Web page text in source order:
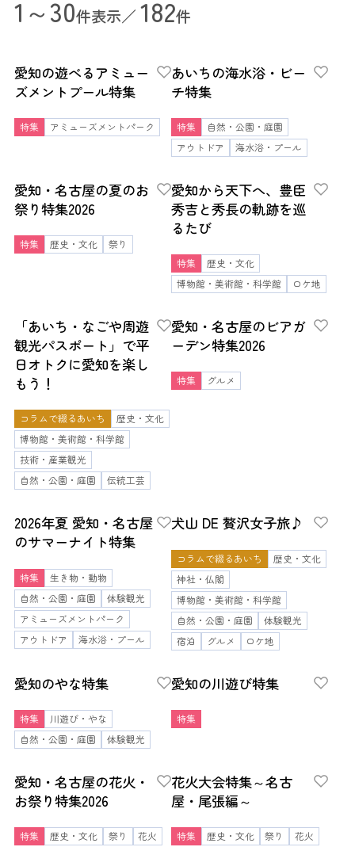
1～30件表示／ 182件
愛知の遊べるアミュー
ズメントプール特集
特集 アミューズメントパーク
あいちの海水浴・ビー
チ特集
特集
自然・公園・庭園
アウトドア
海水浴・プール
愛知・名古屋の夏のお
祭り特集2026
特集 歴史・文化 祭り
愛知から天下へ、豊臣
秀吉と秀長の軌跡を巡
るたび
特集
歴史・文化
博物館・美術館・科学館
ロケ地
「あいち・なごや周遊
観光パスポート」で平
日オトクに愛知を楽し
もう！
コラムで綴るあいち
歴史・文化
博物館・美術館・科学館
技術・産業観光
自然・公園・庭園
伝統工芸
愛知・名古屋のビアガ
ーデン特集2026
特集 グルメ
2026年夏 愛知・名古屋
のサマーナイト特集
特集
生き物・動物
自然・公園・庭園
体験観光
アミューズメントパーク
アウトドア
海水浴・プール
犬山 DE 贅沢女子旅♪
コラムで綴るあいち
歴史・文化
神社・仏閣
博物館・美術館・科学館
自然・公園・庭園
体験観光
宿泊
グルメ ロケ地
愛知のやな特集
特集
川遊び・やな
自然・公園・庭園
体験観光
愛知の川遊び特集
特集
愛知・名古屋の花火・
お祭り特集2026
特集 歴史・文化 祭り 花火
花火大会特集～名古
屋・尾張編～
特集 歴史・文化 祭り 花火